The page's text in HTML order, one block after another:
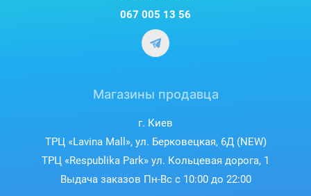
067 005 13 56
Магазины продавца
г. Киев
ТРЦ «Lavina Mall», ул. Берковецкая, 6Д (NEW)
ТРЦ «Respublika Park» ул. Кольцевая дорога, 1
Выдача заказов Пн-Вс с 10:00 до 22:00